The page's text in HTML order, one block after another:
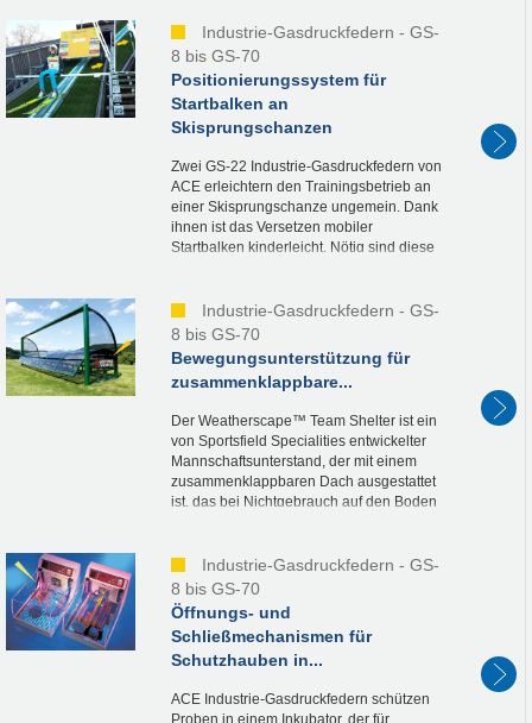
ein... Industrie-Gasdruckfedern - GS-
8 bis GS-70
Positionierungssystem für
Startbalken an
Skisprungschanzen
Zwei GS-22 Industrie-Gasdruckfedern von
ACE erleichtern den Trainingsbetrieb an
einer Skisprungschanze ungemein. Dank
ihnen ist das Versetzen mobiler
Startbalken kinderleicht. Nötig sind diese
Industrie-Gasdruckfedern - GS-
8 bis GS-70
Bewegungsunterstützung für
zusammenklappbare...
Der Weatherscape™ Team Shelter ist ein
von Sportsfield Specialities entwickelter
Mannschaftsunterstand, der mit einem
zusammenklappbaren Dach ausgestattet
ist, das bei Nichtgebrauch auf den Boden
Industrie-Gasdruckfedern - GS-
8 bis GS-70
Öffnungs- und
Schließmechanismen für
Schutzhauben in...
ACE Industrie-Gasdruckfedern schützen